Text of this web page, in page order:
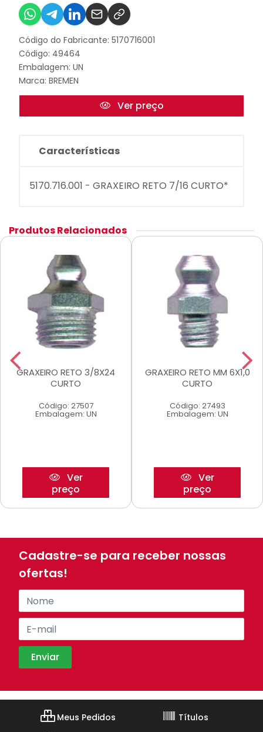
Código do Fabricante: 5170716001
Código: 49464
Embalagem: UN
Marca: BREMEN
Ver preço
Características
5170.716.001 - GRAXEIRO RETO 7/16 CURTO*
Produtos Relacionados
GRAXEIRO RETO 3/8X24
CURTO
Código: 27507
Embalagem: UN
Ver
preço
GRAXEIRO RETO MM 6X1,0
CURTO
Código: 27493
Embalagem: UN
Ver
preço
Cadastre-se para receber nossas
ofertas!
Meus Pedidos
Títulos